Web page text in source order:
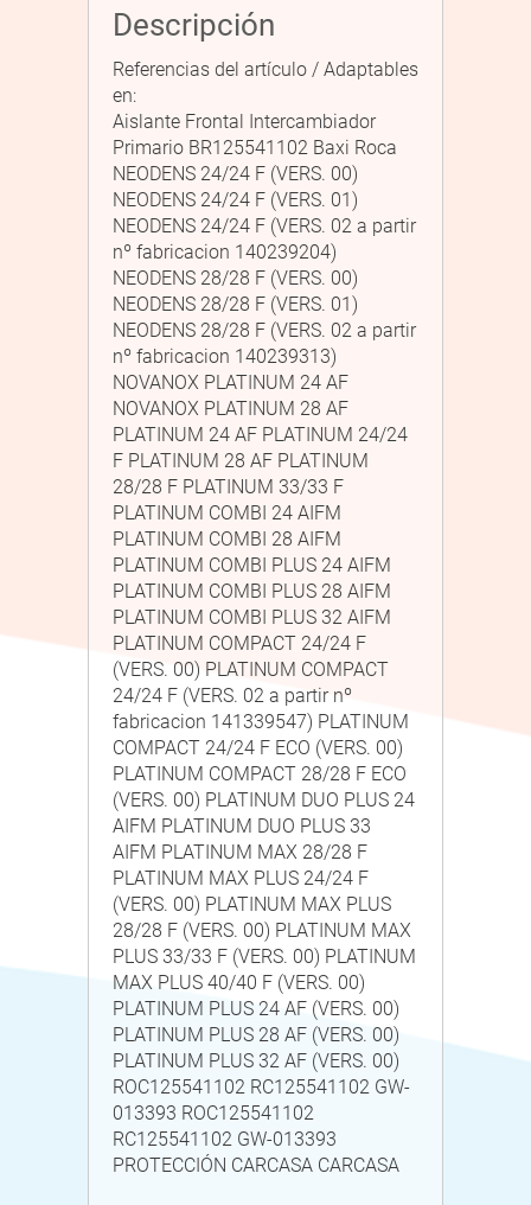
Descripción
Referencias del artículo / Adaptables
en:
Aislante Frontal Intercambiador
Primario BR125541102 Baxi Roca
NEODENS 24/24 F (VERS. 00)
NEODENS 24/24 F (VERS. 01)
NEODENS 24/24 F (VERS. 02 a partir
nº fabricacion 140239204)
NEODENS 28/28 F (VERS. 00)
NEODENS 28/28 F (VERS. 01)
NEODENS 28/28 F (VERS. 02 a partir
nº fabricacion 140239313)
NOVANOX PLATINUM 24 AF
NOVANOX PLATINUM 28 AF
PLATINUM 24 AF PLATINUM 24/24
F PLATINUM 28 AF PLATINUM
28/28 F PLATINUM 33/33 F
PLATINUM COMBI 24 AIFM
PLATINUM COMBI 28 AIFM
PLATINUM COMBI PLUS 24 AIFM
PLATINUM COMBI PLUS 28 AIFM
PLATINUM COMBI PLUS 32 AIFM
PLATINUM COMPACT 24/24 F
(VERS. 00) PLATINUM COMPACT
24/24 F (VERS. 02 a partir nº
fabricacion 141339547) PLATINUM
COMPACT 24/24 F ECO (VERS. 00)
PLATINUM COMPACT 28/28 F ECO
(VERS. 00) PLATINUM DUO PLUS 24
AIFM PLATINUM DUO PLUS 33
AIFM PLATINUM MAX 28/28 F
PLATINUM MAX PLUS 24/24 F
(VERS. 00) PLATINUM MAX PLUS
28/28 F (VERS. 00) PLATINUM MAX
PLUS 33/33 F (VERS. 00) PLATINUM
MAX PLUS 40/40 F (VERS. 00)
PLATINUM PLUS 24 AF (VERS. 00)
PLATINUM PLUS 28 AF (VERS. 00)
PLATINUM PLUS 32 AF (VERS. 00)
ROC125541102 RC125541102 GW-
013393 ROC125541102
RC125541102 GW-013393
PROTECCIÓN CARCASA CARCASA